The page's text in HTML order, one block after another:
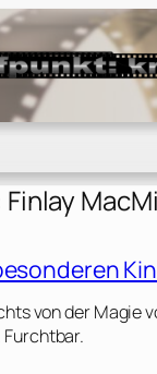
Finlay
von der Magie